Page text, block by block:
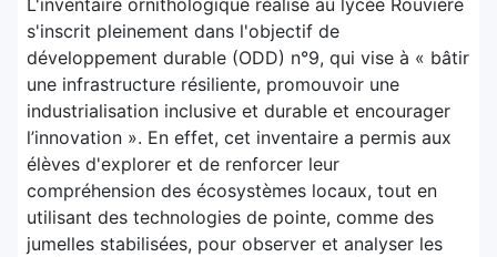
s'inscrit pleinement dans l'objectif de
développement durable (ODD) n°9, qui vise à « bâtir
une infrastructure résiliente, promouvoir une
industrialisation inclusive et durable et encourager
l’innovation ». En effet, cet inventaire a permis aux
élèves d'explorer et de renforcer leur
compréhension des écosystèmes locaux, tout en
utilisant des technologies de pointe, comme des
jumelles stabilisées, pour observer et analyser les